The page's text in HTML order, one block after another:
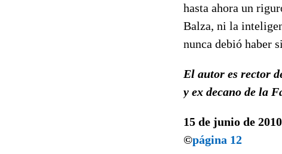
hasta ahora un
Balza, ni la
nunca debió haber
El autor es rector
y ex decano de la
15 de junio de 2010
©página 12